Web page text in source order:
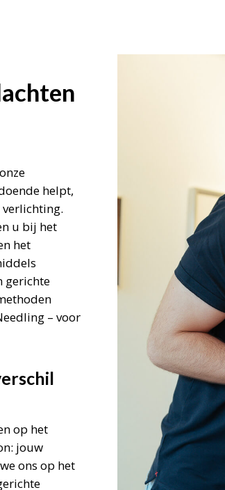
helpt,
u bij het
het
gerichte
– voor
op het
jouw
ons op het